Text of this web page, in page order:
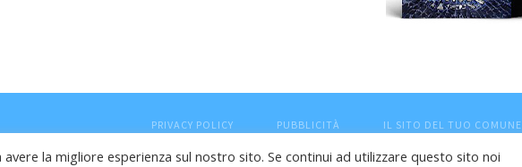
PRIVACY POLICY PUBBLICITÀ IL SITO DEL TUO COMUNE
la migliore esperienza sul nostro sito. Se continui ad utilizzare questo sito noi